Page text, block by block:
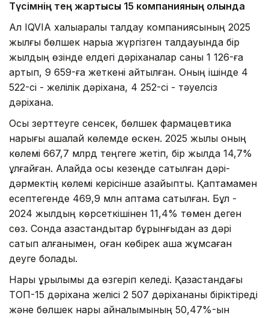
Түсімнің тең жартысы 15 компанияның қолында
Ал IQVIA халықаралық талдау компаниясының 2025
жылғы бөлшек нарыққа жүргізген талдауында бір
жылдың өзінде елдегі дәріханалар саны 1 126-ға
артып, 9 659-ға жеткені айтылған. Оның ішінде 4
522-сі - желілік дәріхана, 4 252-сі - тәуелсіз
дәріхана.
Осы зерттеуге сенсек, бөлшек фармацевтика
нарығы ақшалай көлемде өскен. 2025 жылы оның
көлемі 667,7 млрд теңгеге жетіп, бір жылда 14,7%
ұлғайған. Алайда осы кезеңде сатылған дәрі-
дәрмектің көлемі керісінше азайыпты. Қаптамамен
есептегенде 469,9 млн қаптама сатылған. Бұл -
2024 жылдың көрсеткішінен 11,4% төмен деген
сөз. Сонда қазақстандықтар бұрынғыдан аз дәрі
сатып алғанымен, оған көбірек ақша жұмсаған
деуге болады.
Нарық құрылымы да өзгеріп келеді. Қазақстандағы
ТОП-15 дәріхана желісі 2 507 дәріхананы біріктіреді
және бөлшек нарық айналымының 50,47%-ын